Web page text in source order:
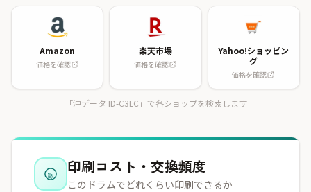
Amazon
価格を確認
楽天市場
価格を確認
Yahoo!ショッピン
グ
価格を確認
「沖データ ID-C3LC」で各ショップを検索します
印刷コスト・交換頻度
このドラムでどれくらい印刷できるか